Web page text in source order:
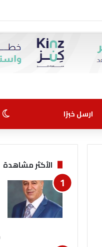
ارسل خبرًا
الأكثر مشاهدة